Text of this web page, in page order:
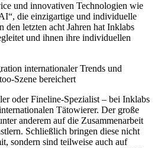
und innovativen Technologien wie
die einzigartige und individuelle
letzten acht Jahren hat Inklabs
und ihnen ihre individuellen
internationaler Trends und
Szene bereichert
oder Fineline-Spezialist – bei Inklabs
Tätowierer. Der große
anderem auf die Zusammenarbeit
Schließlich bringen diese nicht
sondern sind teilweise auch auf